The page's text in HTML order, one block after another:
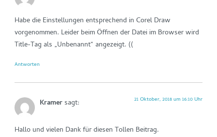
Habe die Einstellungen entsprechend in Corel Draw
vorgenommen. Leider beim Öffnen der Datei im Browser wird
Title-Tag als „Unbenannt“ angezeigt. ((
Antworten
Kramersagt: 21 Oktober, 2018 um 16:10 Uhr
Hallo und vielen Dank für diesen Tollen Beitrag.